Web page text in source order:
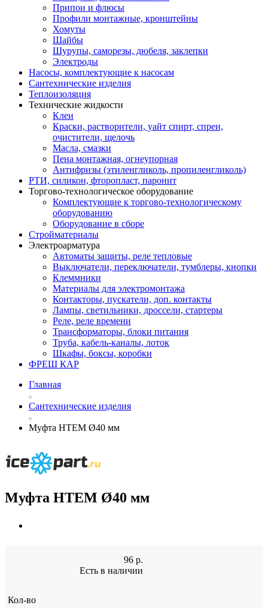
Припои и флюсы
Профили монтажные, кронштейны
Хомуты
Шайбы
Шурупы, саморезы, дюбеля, заклепки
Электроды
Насосы, комплектующие к насосам
Сантехнические изделия
Теплоизоляция
Технические жидкости
Клеи
Краски, растворители, уайт спирт, спреи,
очистители, щелочь
Масла, смазки
Пена монтажная, огнеупорная
Антифризы (этиленгликоль, пропиленгликоль)
РТИ, силикон, фторопласт, паронит
Торгово-технологическое оборудование
Комплектующие к торгово-технологическому
оборудованию
Оборудование в сборе
Стройматериалы
Электроарматура
Автоматы защиты, реле тепловые
Выключатели, переключатели, тумблеры, кнопки
Клеммники
Материалы для электромонтажа
Контакторы, пускатели, доп. контакты
Лампы, светильники, дроссели, стартеры
Реле, реле времени
Трансформаторы, блоки питания
Труба, кабель-каналы, лоток
Шкафы, боксы, коробки
ФРЕШ КАР
Главная
Сантехнические изделия
Муфта HTEM Ø40 мм
Муфта HTEM Ø40 мм
96 р.
Есть в наличии
Кол-во